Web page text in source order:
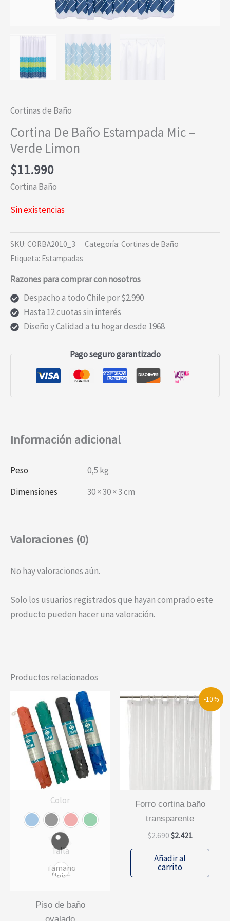
Cortinas de Baño
Cortina De Baño Estampada Mic –
Verde Limon
$11.990
Cortina Baño
Sin existencias
SKU: CORBA2010_3 Categoría: Cortinas de Baño
Etiqueta: Estampadas
Razones para comprar con nosotros
Despacho a todo Chile por $2.990
Hasta 12 cuotas sin interés
Diseño y Calidad a tu hogar desde 1968
Pago seguro garantizado
Información adicional
Peso
0,5 kg
Dimensiones
30 × 30 × 3 cm
Valoraciones (0)
No hay valoraciones aún.
Solo los usuarios registrados que hayan comprado este
producto pueden hacer una valoración.
Productos relacionados
Color
Talla
Tamano
Unico
piso de baño
-10%
forro cortina baño
transparente
$2.690El
original
era:
$2.421
actual
$2.421.
Añadir al
carrito